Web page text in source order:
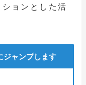
ョンとした活
ャンプします